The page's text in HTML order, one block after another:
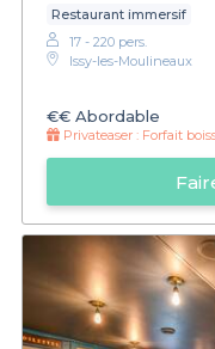
Restaurant immersif
17 - 220 pers.
Issy-les-Moulineaux
€€ Abordable
Privateaser : Forfait